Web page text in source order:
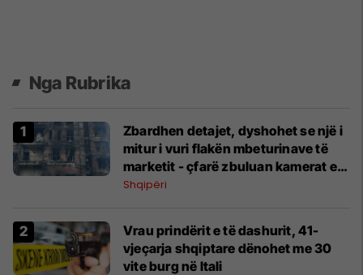
Nga Rubrika
Zbardhen detajet, dyshohet se një i
mitur i vuri flakën mbeturinave të
marketit - çfarë zbuluan kamerat e
sigurisë
Shqipëri
Vrau prindërit e të dashurit, 41-
vjeçarja shqiptare dënohet me 30
vite burg në Itali